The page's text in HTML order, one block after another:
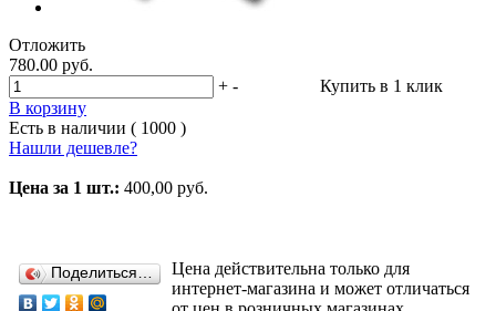
Отложить
780.00 руб.
+ -
В корзину
Купить в 1 клик
Есть в наличии ( 1000 )
Нашли дешевле?
Цена за 1 шт.: 400,00 руб.
Поделиться…
Цена действительна только для
интернет-магазина и может отличаться